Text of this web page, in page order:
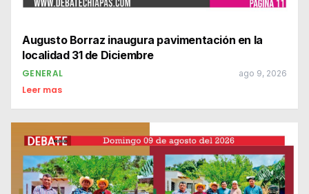
Augusto Borraz inaugura pavimentación en la
localidad 31 de Diciembre
GENERAL ago 9, 2026
Leer mas